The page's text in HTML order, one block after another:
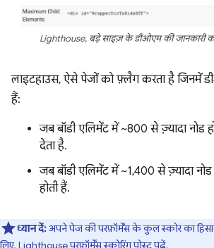
Lighthouse, बड़े साइज़ के डीओएम की जानकारी
लाइटहाउस, ऐसे पेजों को फ़्लैग करता है जिनमें
हैं:
जब बॉडी एलिमेंट में ~800 से ज़्यादा नोड
देता है.
जब बॉडी एलिमेंट में ~1,400 से ज़्यादा
होती हैं.
ध्यान दें:अपने पेज की परफ़ॉर्मेंस के कुल स्कोर का
लिए, Lighthouse परफ़ॉर्मेंस स्कोरिंगपोस्ट पढ़ें.